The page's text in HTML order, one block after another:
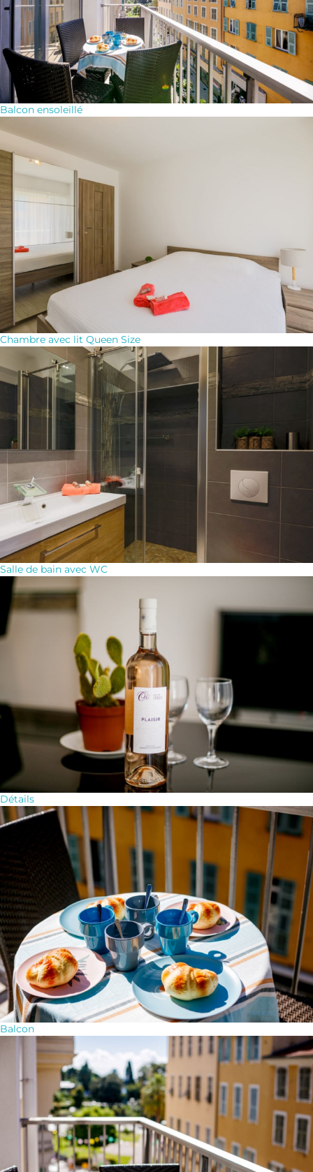
Balcon ensoleillé
Chambre avec lit Queen Size
Salle de bain avec WC
Détails
Balcon